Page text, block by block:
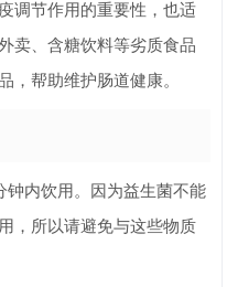
调节作用的重要性，也适
卖、含糖饮料等劣质食品
，帮助维护肠道健康。
钟内饮用。因为益生菌不能
，所以请避免与这些物质